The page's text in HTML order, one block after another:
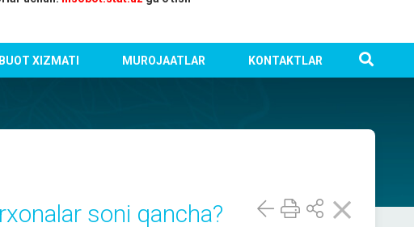
XIZMATI MUROJAATLAR KONTAKTLAR
soni qancha?